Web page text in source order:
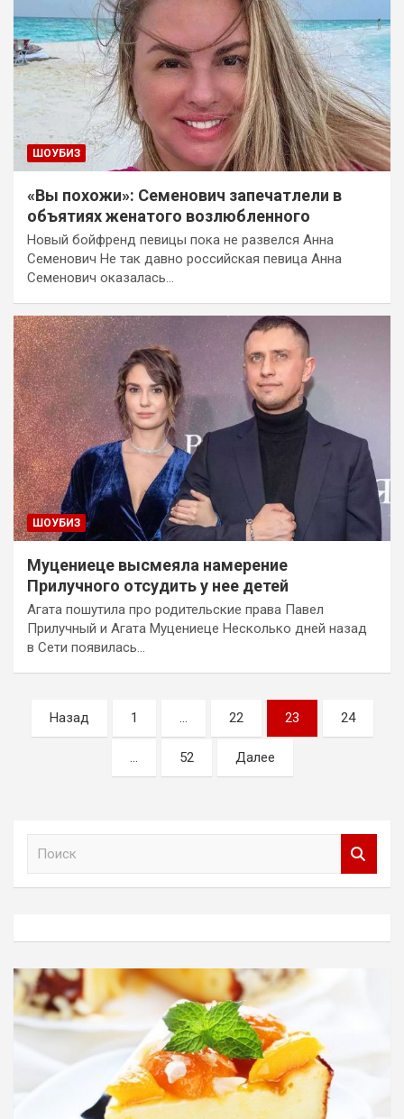
ШОУБИЗ
«Вы похожи»: Семенович запечатлели в
объятиях женатого возлюбленного
Новый бойфренд певицы пока не развелся Анна
Семенович Не так давно российская певица Анна
Семенович оказалась…
ШОУБИЗ
Муцениеце высмеяла намерение
Прилучного отсудить у нее детей
Агата пошутила про родительские права Павел
Прилучный и Агата Муцениеце Несколько дней назад
в Сети появилась…
Пагинация
записей
Назад 1 … 22 23 24
… 52 Далее